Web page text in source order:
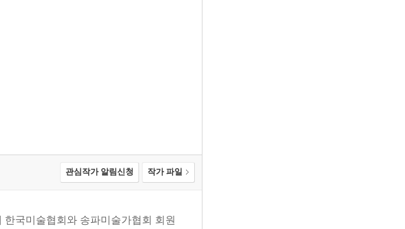
관심작가 알림신청 작가 파일
국미술협회와 송파미술가협회 회원